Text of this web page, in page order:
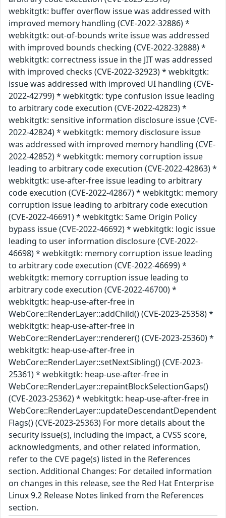
webkitgtk: buffer overflow issue was addressed with
improved memory handling (CVE-2022-32886) *
webkitgtk: out-of-bounds write issue was addressed
with improved bounds checking (CVE-2022-32888) *
webkitgtk: correctness issue in the JIT was addressed
with improved checks (CVE-2022-32923) * webkitgtk:
issue was addressed with improved UI handling (CVE-
2022-42799) * webkitgtk: type confusion issue leading
to arbitrary code execution (CVE-2022-42823) *
webkitgtk: sensitive information disclosure issue (CVE-
2022-42824) * webkitgtk: memory disclosure issue
was addressed with improved memory handling (CVE-
2022-42852) * webkitgtk: memory corruption issue
leading to arbitrary code execution (CVE-2022-42863) *
webkitgtk: use-after-free issue leading to arbitrary
code execution (CVE-2022-42867) * webkitgtk: memory
corruption issue leading to arbitrary code execution
(CVE-2022-46691) * webkitgtk: Same Origin Policy
bypass issue (CVE-2022-46692) * webkitgtk: logic issue
leading to user information disclosure (CVE-2022-
46698) * webkitgtk: memory corruption issue leading
to arbitrary code execution (CVE-2022-46699) *
webkitgtk: memory corruption issue leading to
arbitrary code execution (CVE-2022-46700) *
webkitgtk: heap-use-after-free in
WebCore::RenderLayer::addChild() (CVE-2023-25358) *
webkitgtk: heap-use-after-free in
WebCore::RenderLayer::renderer() (CVE-2023-25360) *
webkitgtk: heap-use-after-free in
WebCore::RenderLayer::setNextSibling() (CVE-2023-
25361) * webkitgtk: heap-use-after-free in
WebCore::RenderLayer::repaintBlockSelectionGaps()
(CVE-2023-25362) * webkitgtk: heap-use-after-free in
WebCore::RenderLayer::updateDescendantDependent
Flags() (CVE-2023-25363) For more details about the
security issue(s), including the impact, a CVSS score,
acknowledgments, and other related information,
refer to the CVE page(s) listed in the References
section. Additional Changes: For detailed information
on changes in this release, see the Red Hat Enterprise
Linux 9.2 Release Notes linked from the References
section.